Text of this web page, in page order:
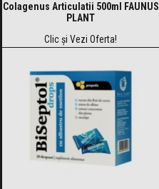
Colagenus Articulatii 500ml FAUNUS
PLANT
Clic și Vezi Oferta!